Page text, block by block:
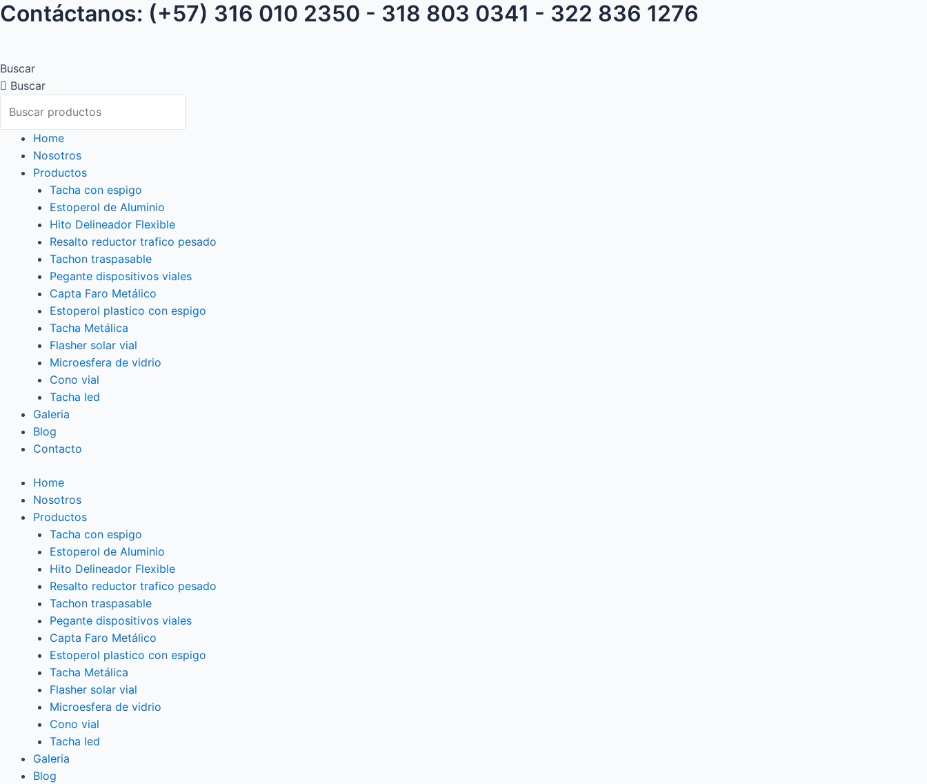
Ir
al
Contáctanos: (+57) 316 010 2350 - 318 803 0341 - 322 836 1276
Buscar
Buscar
Home
Nosotros
Productos
Tacha con espigo
Estoperol de Aluminio
Hito Delineador Flexible
Resalto reductor trafico pesado
Tachon traspasable
Pegante dispositivos viales
Capta Faro Metálico
Estoperol plastico con espigo
Tacha Metálica
Flasher solar vial
Microesfera de vidrio
Cono vial
Tacha led
Galeria
Blog
Contacto
Home
Nosotros
Productos
Tacha con espigo
Estoperol de Aluminio
Hito Delineador Flexible
Resalto reductor trafico pesado
Tachon traspasable
Pegante dispositivos viales
Capta Faro Metálico
Estoperol plastico con espigo
Tacha Metálica
Flasher solar vial
Microesfera de vidrio
Cono vial
Tacha led
Galeria
Blog